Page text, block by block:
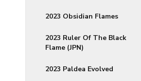
2023 Obsidian Flames
2023 Ruler Of The Black
Flame (JPN)
2023 Paldea Evolved